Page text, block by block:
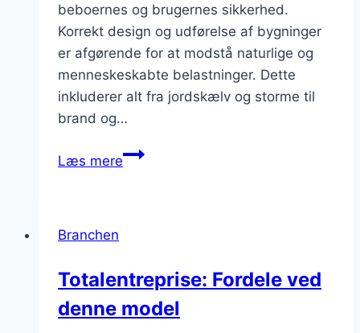
beboernes og brugernes sikkerhed.
Korrekt design og udførelse af bygninger
er afgørende for at modstå naturlige og
menneskeskabte belastninger. Dette
inkluderer alt fra jordskælv og storme til
brand og…
Læs mereBygningskonstruktioner
Branchen
Totalentreprise: Fordele ved
denne model